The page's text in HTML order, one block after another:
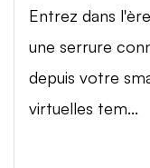
Entrez dans
une serrure
depuis votre
virtuelles tem...